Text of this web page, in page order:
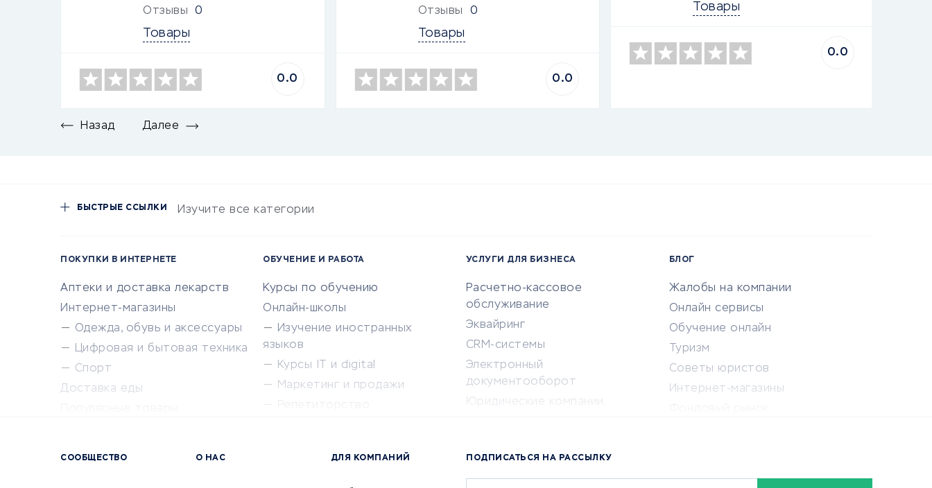
Отзывы 0
Товары
0.0
Отзывы 0
Товары
0.0
Товары
0.0
Назад Далее
БЫСТРЫЕ ССЫЛКИ Изучите все категории
ПОКУПКИ В ИНТЕРНЕТЕ
Аптеки и доставка лекарств
Интернет-магазины
Одежда, обувь и аксессуары
Цифровая и бытовая техника
Спорт
Доставка еды
ОБУЧЕНИЕ И РАБОТА
Курсы по обучению
Онлайн-школы
Изучение иностранных
языков
Курсы IT и digital
Маркетинг и продажи
УСЛУГИ ДЛЯ БИЗНЕСА
Расчетно-кассовое
обслуживание
Эквайринг
CRM-системы
Электронный
документооборот
Юридические компании
Бухгалтерия онлайн
Онлайн-кассы
БЛОГ
Жалобы на компании
Онлайн сервисы
Обучение онлайн
Туризм
Советы юристов
Интернет-магазины
СООБЩЕСТВО О НАС ДЛЯ КОМПАНИЙ ПОДПИСАТЬСЯ НА РАССЫЛКУ